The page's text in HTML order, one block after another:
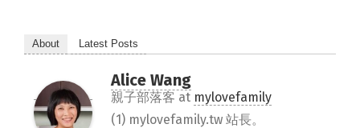
About Latest Posts
Alice Wang
親子部落客 at mylovefamily
(1) mylovefamily.tw 站長。